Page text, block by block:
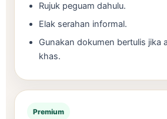
Rujuk peguam dahulu.
Elak serahan informal.
Gunakan dokumen bertulis jika
khas.
Premium